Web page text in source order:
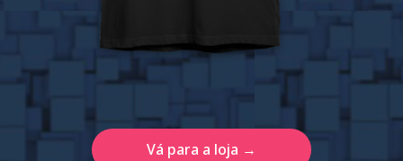
Vá para a loja →